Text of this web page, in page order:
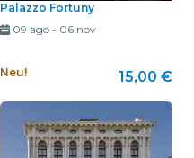
Palazzo Fortuny
09 ago- 06 nov
Neu! 15,00 €